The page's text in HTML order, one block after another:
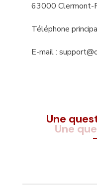
63000 Clermont-
Téléphone
E-mail :
Une